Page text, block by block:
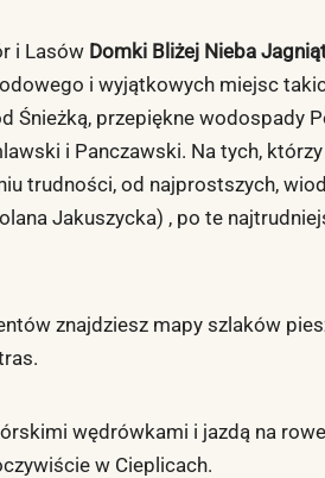
i Lasów Domki Bliżej Nieba
i wyjątkowych miejsc
Śnieżką, przepiękne wodospady
i Panczawski. Na tych,
trudności, od najprostszych,
Jakuszycka) , po te
znajdziesz mapy szlaków
wędrówkami i jazdą na
w Cieplicach.